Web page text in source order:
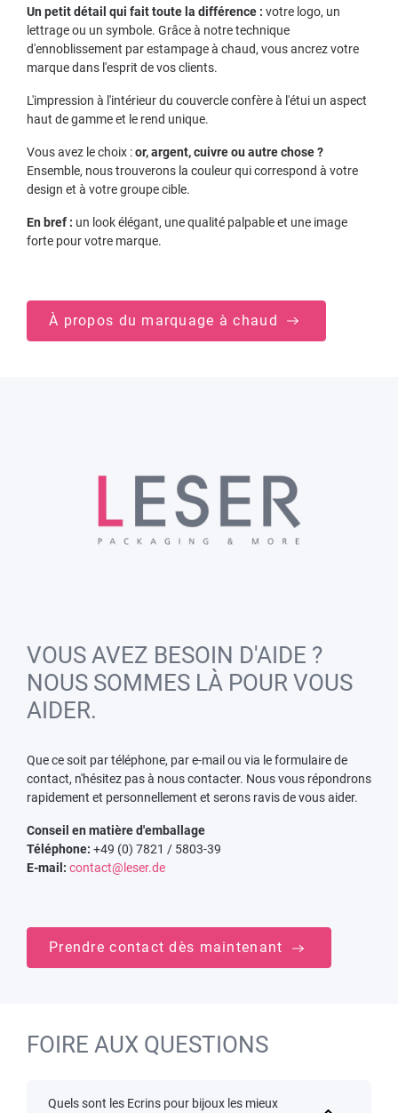
Un petit détail qui fait toute la différence : votre logo, un
lettrage ou un symbole. Grâce à notre technique
d'ennoblissement par estampage à chaud, vous ancrez votre
marque dans l'esprit de vos clients.
L'impression à l'intérieur du couvercle confère à l'étui un aspect
haut de gamme et le rend unique.
Vous avez le choix :or, argent, cuivre ou autre chose ?
Ensemble, nous trouverons la couleur qui correspond à votre
design et à votre groupe cible.
En bref : un look élégant, une qualité palpable et une image
forte pour votre marque.
À propos du marquage à chaud
VOUS AVEZ BESOIN D'AIDE ?
NOUS SOMMES LÀ POUR VOUS
AIDER.
Que ce soit par téléphone, par e-mail ou via le formulaire de
contact, n'hésitez pas à nous contacter. Nous vous répondrons
rapidement et personnellement et serons ravis de vous aider.
Conseil en matière d'emballage
Téléphone: +49 (0) 7821 / 5803-39
E-mail: contact@leser.de
Prendre contact dès maintenant
FOIRE AUX QUESTIONS
Quels sont les Ecrins pour bijoux les mieux